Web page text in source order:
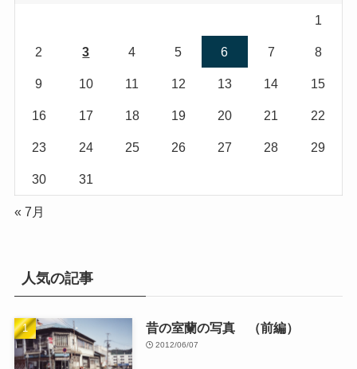
1
2 3 4 5 6 7 8
9 10 11 12 13 14 15
16 17 18 19 20 21 22
23 24 25 26 27 28 29
30 31
« 7月
人気の記事
昔の室蘭の写真 （前編）
2012/06/07